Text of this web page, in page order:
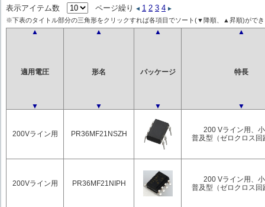
表示アイテム数
ページ繰り 1 2 3 4
※下表のタイトル部分の三角形をクリックすれば各項目でソート(▼降順、▲昇順)がで
▲ ▲ ▲ ▲
適用電圧 形名 パッケージ 特長
▼ ▼ ▼ ▼
200Vライン用 PR36MF21NSZH
200 Vライン用、
普及型（ゼロクロス回
200Vライン用 PR36MF21NIPH
200 Vライン用、
普及型（ゼロクロス回